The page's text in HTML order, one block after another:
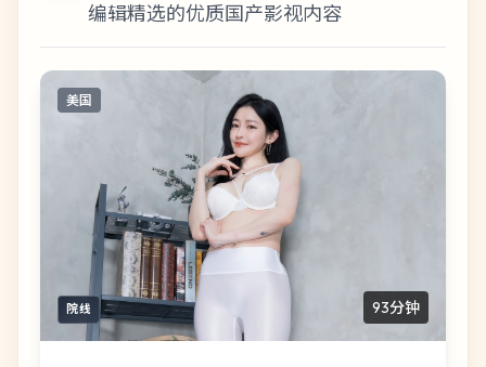
编辑精选的优质国产影视内容
美国
院线 93分钟